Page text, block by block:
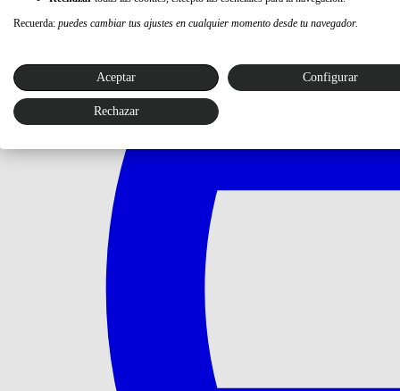
Recuerda: puedes cambiar tus ajustes en cualquier momento desde tu navegador.
Aceptar Configurar
Rechazar